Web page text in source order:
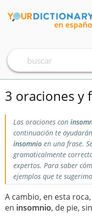
3 oraciones y
Las oraciones con
continuación te
insomnio en una frase.
gramaticalmente
expertos. Para saber
ejemplos que te
A cambio, en esta
en insomnio, de pie,